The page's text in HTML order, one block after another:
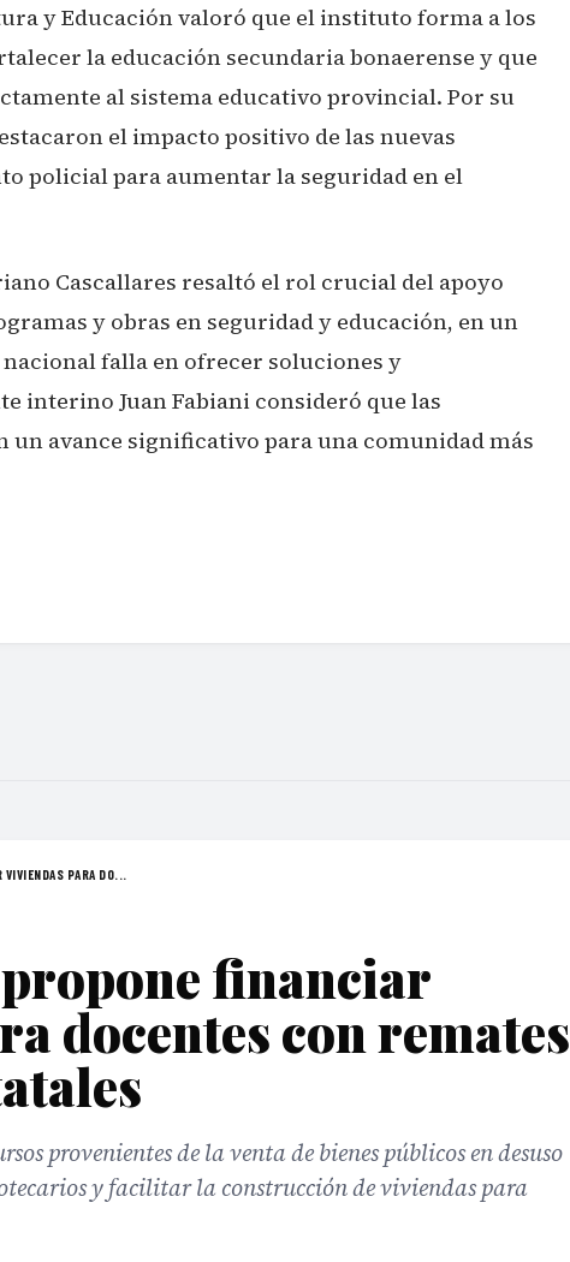
y Educación valoró que el instituto forma a los
la educación secundaria bonaerense y que
al sistema educativo provincial. Por su
el impacto positivo de las nuevas
policial para aumentar la seguridad en el
Cascallares resaltó el rol crucial del apoyo
y obras en seguridad y educación, en un
falla en ofrecer soluciones y
interino Juan Fabiani consideró que las
avance significativo para una comunidad más
VIVIENDAS PARA DO...
financiar
docentes con remates
provenientes de la venta de bienes públicos en desuso
y facilitar la construcción de viviendas para